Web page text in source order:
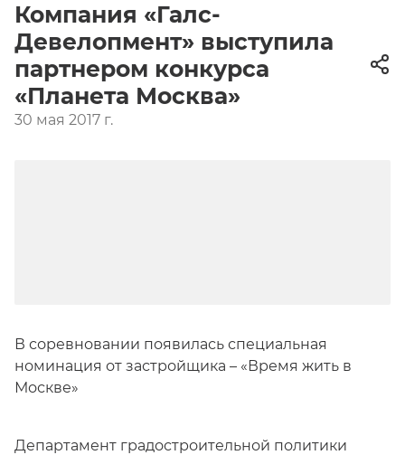
Компания «Галс-
Девелопмент» выступила
партнером конкурса
«Планета Москва»
30 мая 2017 г.
В соревновании появилась специальная
номинация от застройщика – «Время жить в
Москве»
Департамент градостроительной политики